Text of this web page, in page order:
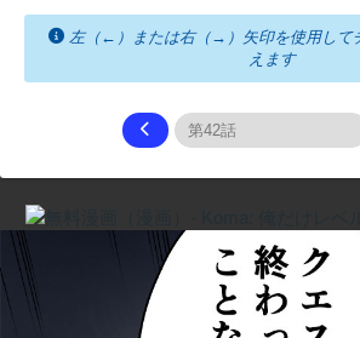
左（←）または右（→）矢印を使用して
えます